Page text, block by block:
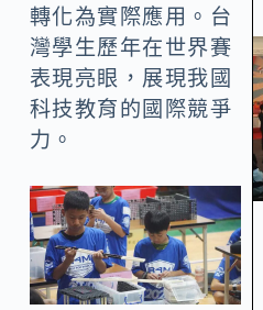
轉化為實際應用。台
灣學生歷年在世界賽
表現亮眼，展現我國
科技教育的國際競爭
力。